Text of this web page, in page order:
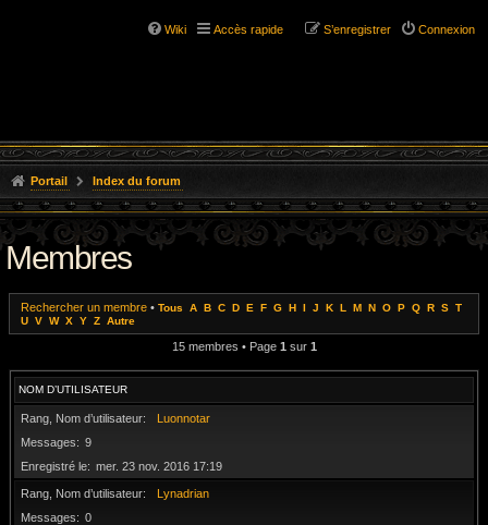
Wiki Accès rapide Connexion
S’enregistrer
Portail Index du forum
Membres
Rechercher un membre • Tous A B C D E F G H I J K L M N O P Q R S T
U V W X Y Z Autre
15 membres • Page 1 sur 1
NOM D’UTILISATEUR
Rang, Nom d’utilisateur
Luonnotar
Messages
9
Enregistré le
mer. 23 nov. 2016 17:19
Rang, Nom d’utilisateur
Lynadrian
Messages
0